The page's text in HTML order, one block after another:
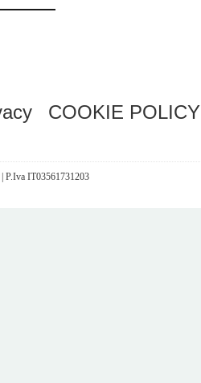
COOKIE POLICY
P.Iva IT03561731203